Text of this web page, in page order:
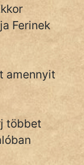
Ferinek
amennyit
többet